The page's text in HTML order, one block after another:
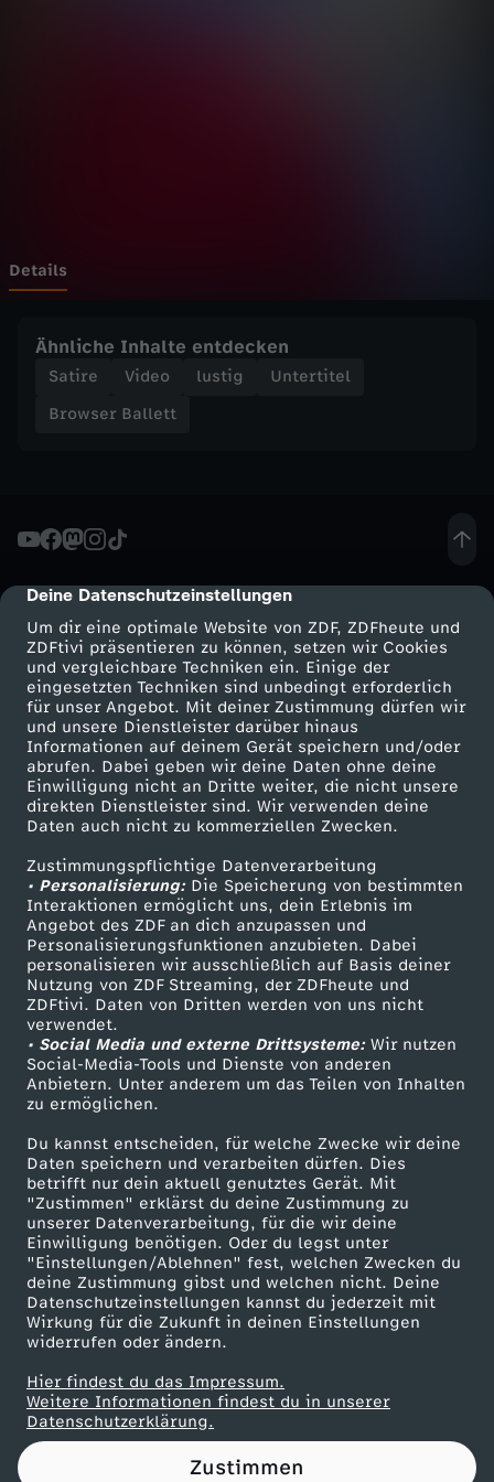
cmp-dialog-description
Deine Datenschutzeinstellungen
Um dir eine optimale Website von ZDF, ZDFheute und
ZDFtivi präsentieren zu können, setzen wir Cookies
und vergleichbare Techniken ein. Einige der
eingesetzten Techniken sind unbedingt erforderlich
für unser Angebot. Mit deiner Zustimmung dürfen wir
und unsere Dienstleister darüber hinaus
Informationen auf deinem Gerät speichern und/oder
abrufen. Dabei geben wir deine Daten ohne deine
Einwilligung nicht an Dritte weiter, die nicht unsere
direkten Dienstleister sind. Wir verwenden deine
Daten auch nicht zu kommerziellen Zwecken.
Zustimmungspflichtige Datenverarbeitung
• Personalisierung:Die Speicherung von bestimmten
Interaktionen ermöglicht uns, dein Erlebnis im
Angebot des ZDF an dich anzupassen und
Personalisierungsfunktionen anzubieten. Dabei
personalisieren wir ausschließlich auf Basis deiner
Nutzung von ZDF Streaming, der ZDFheute und
ZDFtivi. Daten von Dritten werden von uns nicht
verwendet.
• Social Media und externe Drittsysteme:Wir nutzen
Social-Media-Tools und Dienste von anderen
Anbietern. Unter anderem um das Teilen von Inhalten
zu ermöglichen.
Du kannst entscheiden, für welche Zwecke wir deine
Daten speichern und verarbeiten dürfen. Dies
betrifft nur dein aktuell genutztes Gerät. Mit
"Zustimmen" erklärst du deine Zustimmung zu
unserer Datenverarbeitung, für die wir deine
Einwilligung benötigen. Oder du legst unter
"Einstellungen/Ablehnen" fest, welchen Zwecken du
deine Zustimmung gibst und welchen nicht. Deine
Datenschutzeinstellungen kannst du jederzeit mit
Wirkung für die Zukunft in deinen Einstellungen
widerrufen oder ändern.
Hier findest du das Impressum.
Weitere Informationen findest du in unserer
Datenschutzerklärung.
Zustimmen
t
-
r
k
e
l
k
a
n
n
e
s
n
i
c
h
t
l
a
s
Details
Ähnliche Inhalte entdecken
Satire Video lustig
Untertitel
Browser Ballett
Mehr ZDF
ZDF-Apps
Smart TV
ZDFtext
Livestreams
Sendungen A-Z
TV-Programm
Service
ZDFmitreden
Kontakt zum ZDF
Tickets
Zuschauerservice
Hilfe
ZDF Unternehmen
Karriere
ZDF goes Schule
Werbefernsehen
Mainzelmännchen
Partner